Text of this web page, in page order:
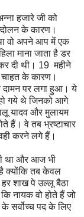
हजारे जी को
के कारण।
वो अपने आप में एक
माना जाता है डर
दी थी। 19 महीने
के कारण।
दामन पर लगा हुआ। ये
गये थे जिनको आगे
यादव और मुलायम
हैं। वे तब भ्रष्टाचार
करने लगे हैं।
था और आज भी
क्योंकि तब केवल
शाख पे उल्लू बैठा
नायक वो होते हैं जो
सर्वोच्च पद के लिए